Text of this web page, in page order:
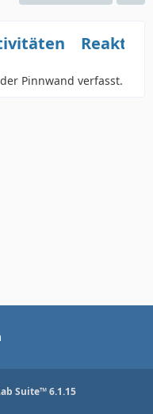
Pinnwand verfasst.
Suite™ 6.1.15